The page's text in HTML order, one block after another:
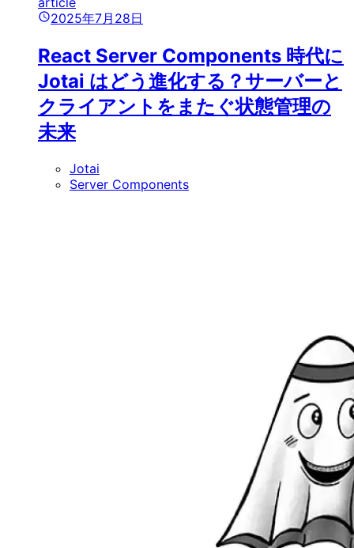
2025年7月28日
React Server Components 時代に
Jotai はどう進化する？サーバーと
クライアントをまたぐ状態管理の
未来
Jotai
Server Components